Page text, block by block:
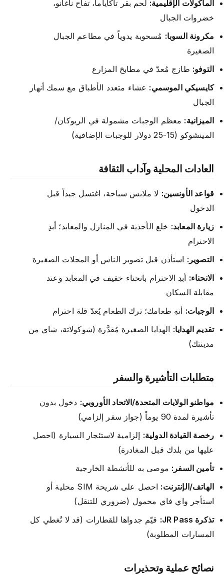
المأكولات الإقليمية: لحم بقر تاكاياما، تفاح ناغانو،
خضروات الجبال
مكرونة السوبا: مُسحوبة يدوياً في مطاعم الجبال
الصغيرة
التوفو: طازج مُعدّ في مطابخ المزارع
كايسيكي الموسمي: عشاء متعدد الأطباق مع سمك أنهار
الجبال
الميزانية: معظم الوجبات مشمولة في الريوكان/
المينشوكو (15-25 دولار للوجبات الإضافية)
العادات المحلية وآداب الثقافة
قواعد الأونسين: لا ملابس سباحة، اغتسل جيداً قبل
الدخول
زيارة المعابد: خلع الأحذية في المنازل والمعابد؛ أبدِ
الاحترام
التصوير: استأذن قبل تصوير الناس أو المحلات الصغيرة
الانحناء: أبدِ الاحترام بانحناء خفيف في المعابد وعند
مقابلة السكان
الوجبات: أنهِ طعامك؛ ترك الطعام يُعدّ قلة احترام
تقديم الهدايا: الهدايا الصغيرة مُقدَّرة (شوكولاتة، شاي من
مدينتك)
متطلبات التأشيرة والسفر
مواطنو الولايات المتحدة/الاتحاد الأوروبي: دخول بدون
تأشيرة لمدة 90 يوماً (جواز سفر إلزامي)
رخصة القيادة الدولية: إلزامية لاستئجار السيارة (احصل
عليها من بلدك قبل المغادرة)
تأمين السفر: موصى به للأنشطة الخارجية
الهاتف/الإنترنت:
احصل على شريحة SIM محلية أو
استأجر واي فاي محمول (ضروري للتنقل)
تذكرة JR Pass:
قيّم جدواها للقطارات (قد لا تُغطي كل
المسارات المطلوبة)
نصائح عملية وتحذيرات